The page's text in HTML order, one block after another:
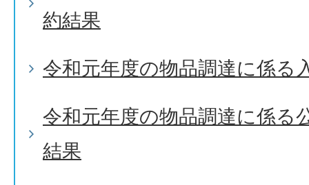
約結果
令和元年度の物品調達に係る
令和元年度の物品調達に係る
結果